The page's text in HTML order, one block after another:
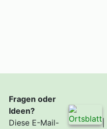
Fragen oder
Ideen?
Diese E-Mail-